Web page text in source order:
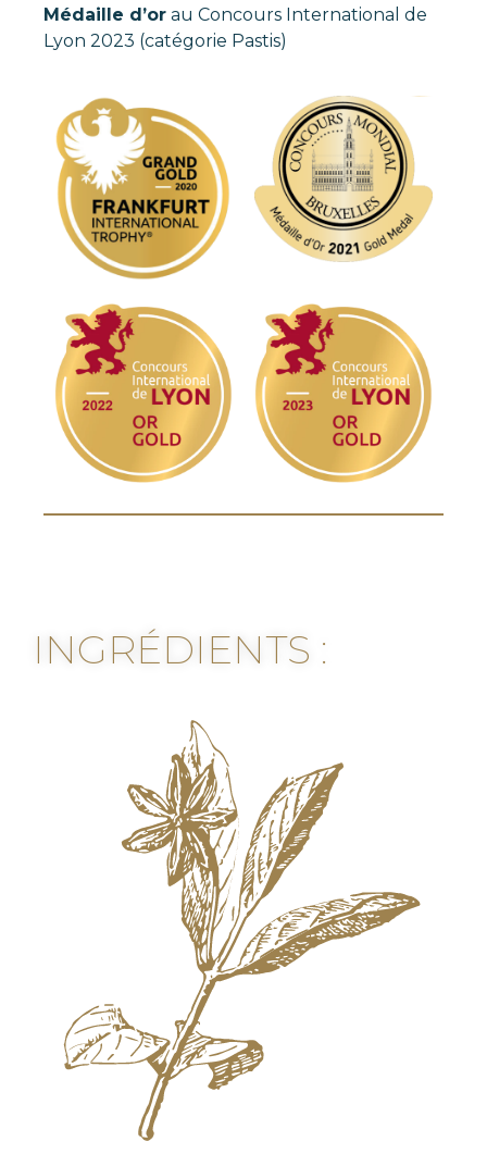
Médaille d’or au Concours International de
Lyon 2023 (catégorie Pastis)
INGRÉDIENTS :